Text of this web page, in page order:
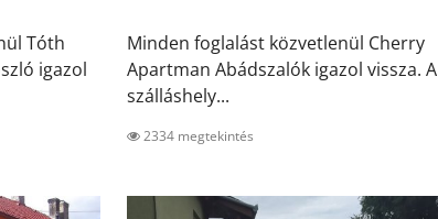
Tóth
igazol
Minden foglalást közvetlenül Cherry
Apartman Abádszalók igazol vissza. A
szálláshely...
2334 megtekintés